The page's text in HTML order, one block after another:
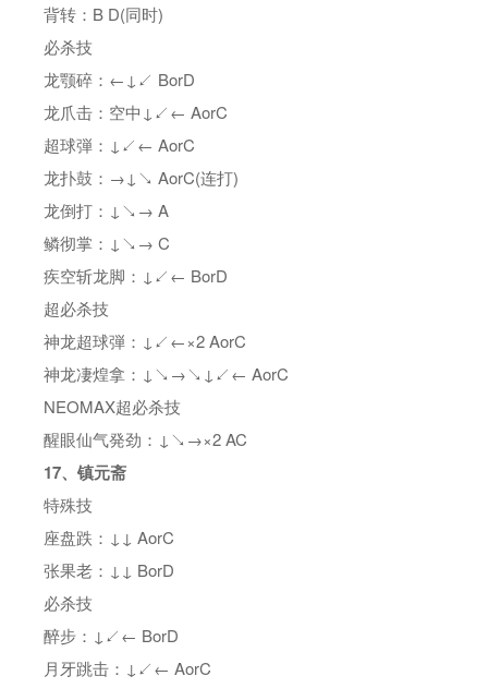
背转：B D(同时)
必杀技
龙颚碎：←↓↙ BorD
龙爪击：空中↓↙← AorC
超球弾：↓↙← AorC
龙扑鼓：→↓↘ AorC(连打)
龙倒打：↓↘→ A
鳞彻掌：↓↘→ C
疾空斩龙脚：↓↙← BorD
超必杀技
神龙超球弾：↓↙←×2 AorC
神龙凄煌拿：↓↘→↘↓↙← AorC
NEOMAX超必杀技
醒眼仙气発劲：↓↘→×2 AC
17、镇元斋
特殊技
座盘跌：↓↓ AorC
张果老：↓↓ BorD
必杀技
醉步：↓↙← BorD
月牙跳击：↓↙← AorC